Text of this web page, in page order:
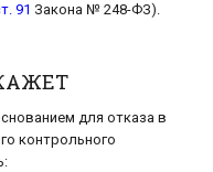
91 Закона № 248-ФЗ).
для отказа в
контрольного